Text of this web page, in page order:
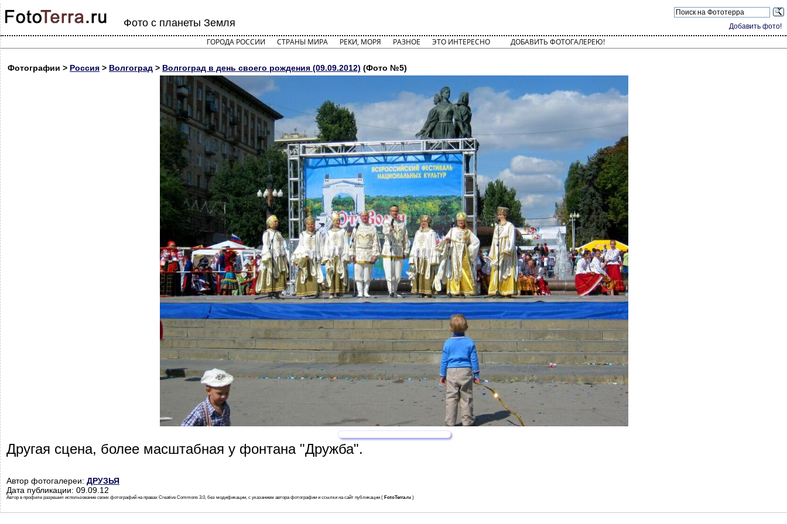
Добавить фото!
Фото с планеты Земля
ГОРОДА РОССИИ СТРАНЫ МИРА РЕКИ, МОРЯ РАЗНОЕ ЭТО ИНТЕРЕСНО ДОБАВИТЬ ФОТОГАЛЕРЕЮ!
Фотографии > Россия > Волгоград > Волгоград в день своего рождения (09.09.2012) (Фото №5)
Другая сцена, более масштабная у фонтана "Дружба".
Автор фотогалереи: ДРУЗЬЯ
Дата публикации: 09.09.12
Автор в профиле разрешил использование своих фотографий на правах Creative Commons 3.0, без модификации, с указанием автора фотографии и ссылки на сайт публикации ( FotoTerra.ru )